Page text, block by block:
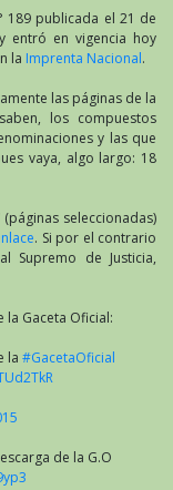
189 publicada el 21 de
y entró en vigencia hoy
la Imprenta Nacional.
las páginas de la
los compuestos
y las que
vaya, algo largo: 18
seleccionadas)
. Si por el contrario
Supremo de Justicia,
Gaceta Oficial:
la #GacetaOficial
de la G.O